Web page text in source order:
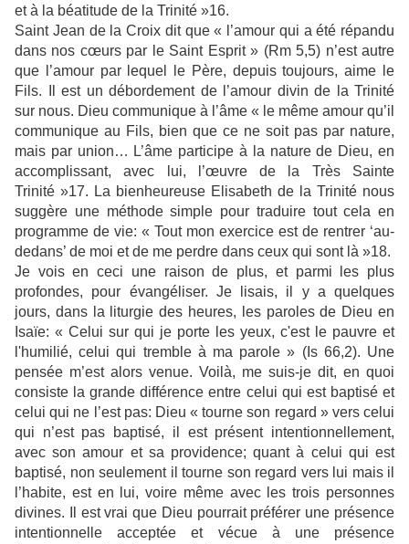
et à la béatitude de la Trinité »16.
Saint Jean de la Croix dit que « l’amour qui a été répandu
dans nos cœurs par le Saint Esprit » (Rm 5,5) n’est autre
que l’amour par lequel le Père, depuis toujours, aime le
Fils. Il est un débordement de l’amour divin de la Trinité
sur nous. Dieu communique à l’âme « le même amour qu’il
communique au Fils, bien que ce ne soit pas par nature,
mais par union… L’âme participe à la nature de Dieu, en
accomplissant, avec lui, l’œuvre de la Très Sainte
Trinité »17. La bienheureuse Elisabeth de la Trinité nous
suggère une méthode simple pour traduire tout cela en
programme de vie: « Tout mon exercice est de rentrer ‘au-
dedans’ de moi et de me perdre dans ceux qui sont là »18.
Je vois en ceci une raison de plus, et parmi les plus
profondes, pour évangéliser. Je lisais, il y a quelques
jours, dans la liturgie des heures, les paroles de Dieu en
Isaïe: « Celui sur qui je porte les yeux, c'est le pauvre et
l'humilié, celui qui tremble à ma parole » (Is 66,2). Une
pensée m’est alors venue. Voilà, me suis-je dit, en quoi
consiste la grande différence entre celui qui est baptisé et
celui qui ne l’est pas: Dieu « tourne son regard » vers celui
qui n’est pas baptisé, il est présent intentionnellement,
avec son amour et sa providence; quant à celui qui est
baptisé, non seulement il tourne son regard vers lui mais il
l’habite, est en lui, voire même avec les trois personnes
divines. Il est vrai que Dieu pourrait préférer une présence
intentionnelle acceptée et vécue à une présence